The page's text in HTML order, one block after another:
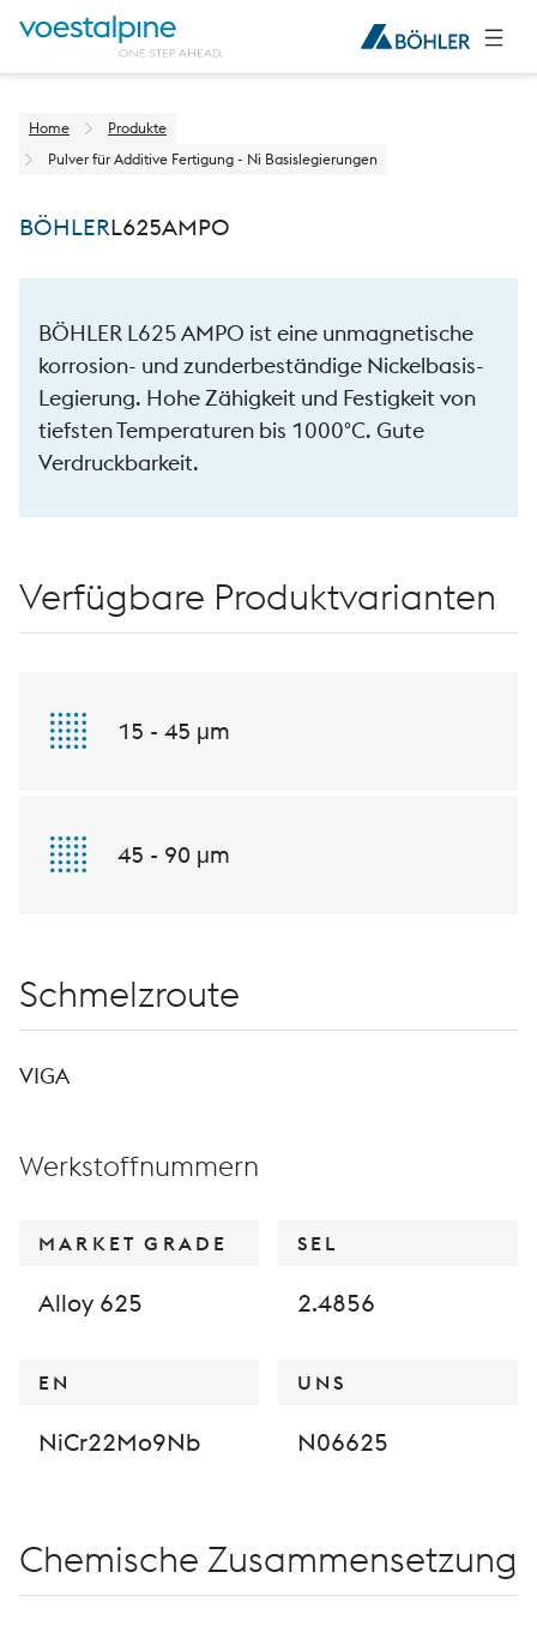
Home
Produkte
Pulver für Additive Fertigung - Ni Basislegierungen
BÖHLERL625AMPO
BÖHLER L625 AMPO ist eine unmagnetische
korrosion- und zunderbeständige Nickelbasis-
Legierung. Hohe Zähigkeit und Festigkeit von
tiefsten Temperaturen bis 1000°C. Gute
Verdruckbarkeit.
Verfügbare Produktvarianten
15 - 45 μm
45 - 90 μm
Schmelzroute
VIGA
Werkstoffnummern
MARKET GRADE
Alloy 625
SEL
2.4856
EN
NiCr22Mo9Nb
UNS
N06625
Chemische Zusammensetzung